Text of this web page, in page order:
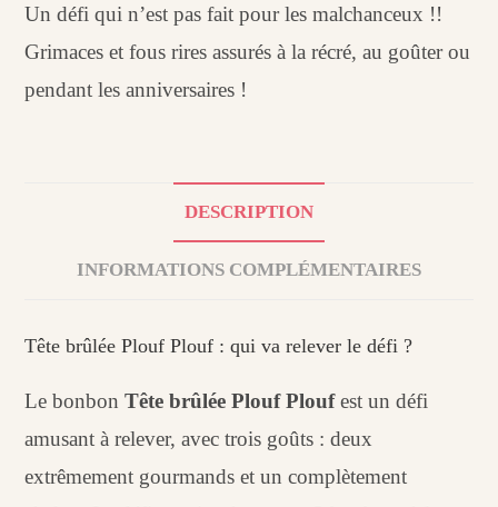
Un défi qui n’est pas fait pour les malchanceux !!
Grimaces et fous rires assurés à la récré, au goûter ou
pendant les anniversaires !
DESCRIPTION
INFORMATIONS COMPLÉMENTAIRES
Tête brûlée Plouf Plouf : qui va relever le défi ?
Le bonbonTête brûlée Plouf Ploufest un défi
amusant à relever, avec trois goûts : deux
extrêmement gourmands et un complètement